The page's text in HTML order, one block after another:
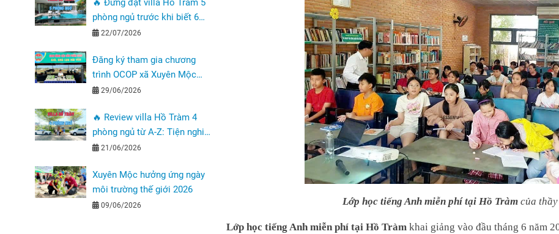
Lớp học tiếng Anh miễn phí tại Hồ Tràmcủa th
Lớp học tiếng Anh miễn phí tại Hồ Tràm khai giảng vào đầu tháng 6 năm
🔥 Đừng đặt villa Hồ Tràm 5
phòng ngủ trước khi biết 6
điều quan trọng này
22/07/2026
Đăng ký tham gia chương
trình OCOP xã Xuyên Mộc
năm 2026
29/06/2026
🔥 Review villa Hồ Tràm 4
phòng ngủ từ A-Z: Tiện nghi,
giá thuê và trải nghiệm thực
21/06/2026
Xuyên Mộc hưởng ứng ngày
môi trường thế giới 2026
09/06/2026